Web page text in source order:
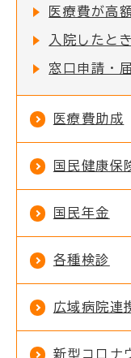
医療費が高
入院したと
窓口申請・
医療費助成
国民健康保
国民年金
各種検診
広域病院連
新型コロナ